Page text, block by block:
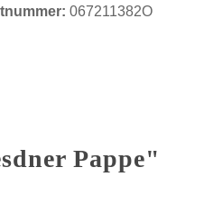
067211382O
Pappe"